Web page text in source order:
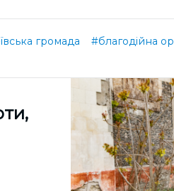
громада #благодійна